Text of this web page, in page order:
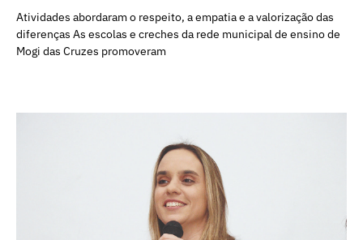
Atividades abordaram o respeito, a empatia e a valorização das
diferenças As escolas e creches da rede municipal de ensino de
Mogi das Cruzes promoveram